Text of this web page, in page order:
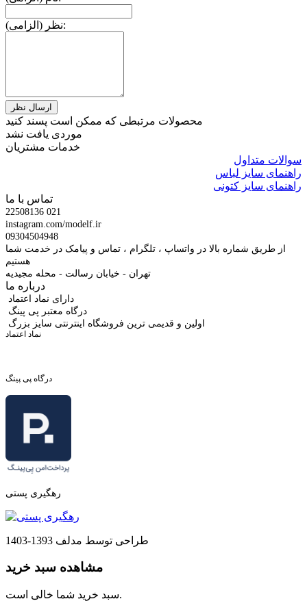
نظر (الزامی):
محصولات مرتبطی که ممکن است پسند کنید
موردی یافت نشد
خدمات مشتریان
سوالات متداول
راهنمای سایز لباس
راهنمای سایز کتونی
تماس با ما
22508136 021
instagram.com/modelf.ir
09304504948
از طریق شماره بالا در واتساپ ، تلگرام ، تماس و پیامک در خدمت شما
هستیم
تهران - خیابان رسالت - محله مجیدیه
درباره ما
دارای نماد اعتماد
درگاه معتبر پی پینگ
اولین و قدیمی ترین فروشگاه اینترنتی سایز بزرگ
نماد اعتماد
درگاه پی پینگ
رهگیری پستی
طراحی توسط مدلف 1393-1403
مشاهده سبد خرید
سبد خرید شما خالی است.